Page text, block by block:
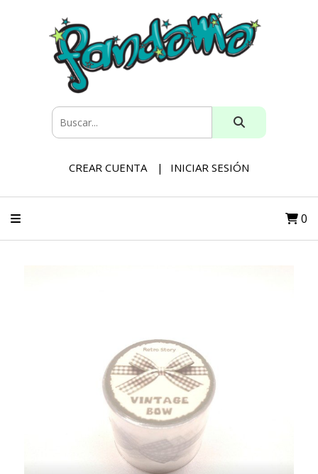
CREAR CUENTA INICIAR SESIÓN
0